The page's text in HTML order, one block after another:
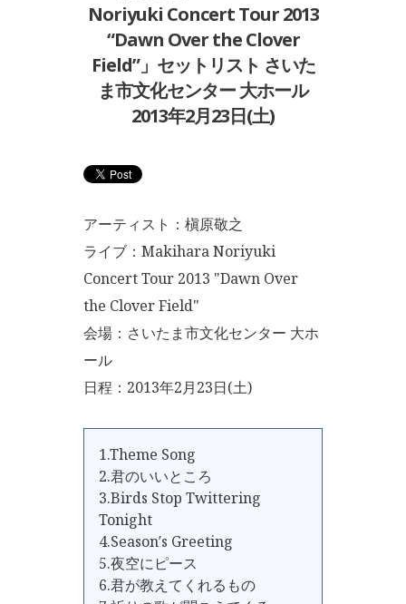
Noriyuki Concert Tour 2013
“Dawn Over the Clover
Field”」セットリスト さいた
ま市文化センター 大ホール
2013年2月23日(土)
アーティスト：槇原敬之
ライブ：Makihara Noriyuki
Concert Tour 2013 "Dawn Over
the Clover Field"
会場：さいたま市文化センター 大ホ
ール
日程：2013年2月23日(土)
1.Theme Song
2.君のいいところ
3.Birds Stop Twittering
Tonight
4.Season′s Greeting
5.夜空にピース
6.君が教えてくれるもの